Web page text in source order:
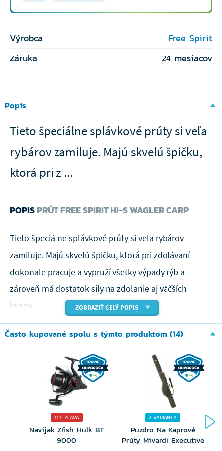
Výrobca
Free Spirit
Záruka
24 mesiacov
Popis
Tieto špeciálne splávkové prúty si veľa
rybárov zamiluje. Majú skvelú špičku,
ktorá pri z ...
POPISPRÚT FREE SPIRIT HI-S WAGLER CARP
Tieto špeciálne splávkové prúty si veľa rybárov
zamiluje. Majú skvelú špičku, ktorá pri zdolávaní
dokonale pracuje a vypruží všetky výpady rýb a
zároveň má dostatok sily na zdolanie aj väčších
kusov.
Rukoväť týchto prútov bola ľahko skrátená, aby sa
rýb. Povrchová úprava blanku je samozrejme
bezlaková. Modely s označením S sú silnejšie a majú
dlhšiu rukoväť, aby bolo možné dosiahnuť dlhších
nahodení. Wagglery sú vybavené množstvom malých,
dvoupatkových očiek.
ZOBRAZIŤ CELÝ POPIS
Často kupované spolu s týmto produktom (14)
10% ZĽAVA
Navijak Zfish Hulk BT
9000
2 VARIANTY
Puzdro Na Kaprové
Prúty Mivardi Executive